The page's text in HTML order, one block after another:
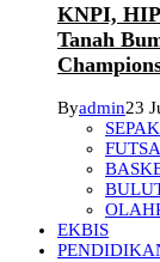
KNPI,
Tanah
Byadmin23
EKBIS